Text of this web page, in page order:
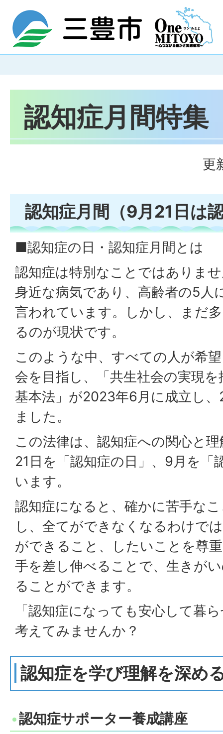
認知症月間特集
更
認知症月間（9月21日は
■認知症の日・認知症月間とは
認知症は特別なことではありま
身近な病気であり、高齢者の5人
言われています。しかし、まだ
るのが現状です。
このような中、すべての人が希
会を目指し、「共生社会の実現
基本法」が2023年6月に成立し
ました。
この法律は、認知症への関心と
21日を「認知症の日」、9月を「
います。
認知症になると、確かに苦手な
し、全てができなくなるわけで
ができること、したいことを尊
手を差し伸べることで、生きが
ることができます。
「認知症になっても安心して暮
考えてみませんか？
認知症を学び理解を深め
認知症サポーター養成講座